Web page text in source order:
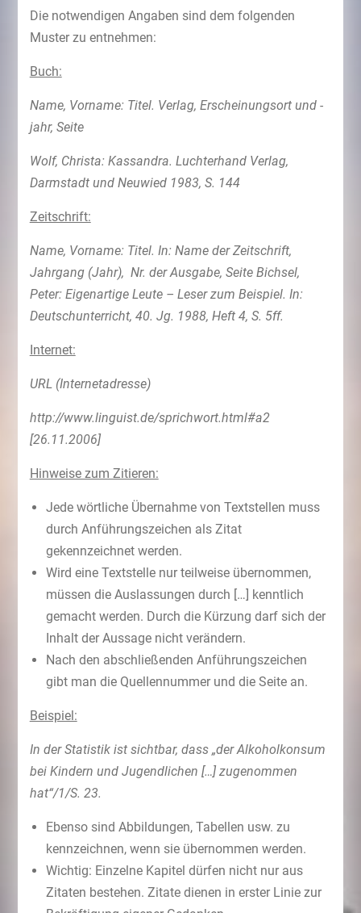
Die notwendigen Angaben sind dem folgenden
Muster zu entnehmen:
Buch:
Name, Vorname: Titel. Verlag, Erscheinungsort und -
jahr, Seite
Wolf, Christa: Kassandra. Luchterhand Verlag,
Darmstadt und Neuwied 1983, S. 144
Zeitschrift:
Name, Vorname: Titel. In: Name der Zeitschrift,
Jahrgang (Jahr), Nr. der Ausgabe, Seite Bichsel,
Peter: Eigenartige Leute – Leser zum Beispiel. In:
Deutschunterricht, 40. Jg. 1988, Heft 4, S. 5ff.
Internet:
URL (Internetadresse)
http://www.linguist.de/sprichwort.html#a2
[26.11.2006]
Hinweise zum Zitieren:
Jede wörtliche Übernahme von Textstellen muss
durch Anführungszeichen als Zitat
gekennzeichnet werden.
Wird eine Textstelle nur teilweise übernommen,
müssen die Auslassungen durch […] kenntlich
gemacht werden. Durch die Kürzung darf sich der
Inhalt der Aussage nicht verändern.
Nach den abschließenden Anführungszeichen
gibt man die Quellennummer und die Seite an.
Beispiel:
In der Statistik ist sichtbar, dass „der Alkoholkonsum
bei Kindern und Jugendlichen […] zugenommen
hat“/1/S. 23.
Ebenso sind Abbildungen, Tabellen usw. zu
kennzeichnen, wenn sie übernommen werden.
Wichtig: Einzelne Kapitel dürfen nicht nur aus
Zitaten bestehen. Zitate dienen in erster Linie zur